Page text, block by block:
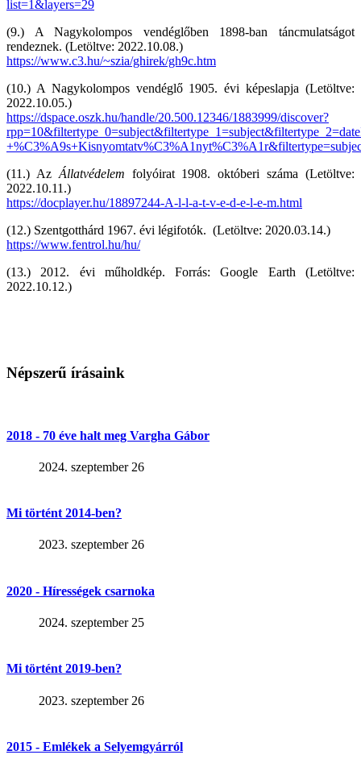
list=1&layers=29
(9.) A Nagykolompos vendéglőben 1898-ban táncmulatságot
rendeznek. (Letöltve: 2022.10.08.)
https://www.c3.hu/~szia/ghirek/gh9c.htm
(10.) A Nagykolompos vendéglő 1905. évi képeslapja (Letöltve:
2022.10.05.)
https://dspace.oszk.hu/handle/20.500.12346/1883999/discover?
(11.) Az Állatvédelem folyóirat 1908. októberi száma (Letöltve:
2022.10.11.)
https://docplayer.hu/18897244-A-l-l-a-t-v-e-d-e-l-e-m.html
(12.) Szentgotthárd 1967. évi légifotók. (Letöltve: 2020.03.14.)
https://www.fentrol.hu/hu/
(13.) 2012. évi műholdkép. Forrás: Google Earth (Letöltve:
2022.10.12.)
Népszerű írásaink
2018 - 70 éve halt meg Vargha Gábor
2024. szeptember 26
Mi történt 2014-ben?
2023. szeptember 26
2020 - Hírességek csarnoka
2024. szeptember 25
Mi történt 2019-ben?
2023. szeptember 26
2015 - Emlékek a Selyemgyárról